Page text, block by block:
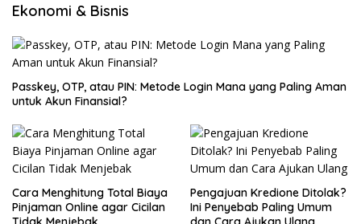
Ekonomi & Bisnis
Passkey, OTP, atau PIN: Metode Login Mana yang Paling Aman
untuk Akun Finansial?
Cara Menghitung Total Biaya
Pinjaman Online agar Cicilan
Pengajuan Kredione Ditolak?
Ini Penyebab Paling Umum